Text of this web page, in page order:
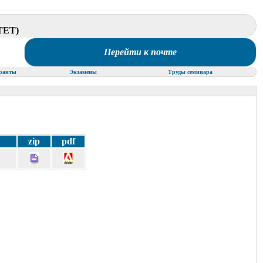
Перейти к почте
Экзамены Труды семинара
zip pdf